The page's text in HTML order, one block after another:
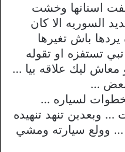
اسنانها وخشت
السوريه الا كان
باش تغيرها
تستفزه او تقوله
ليك علاقه بيا …
…
لسياره …
… وبعدين تنهد تنهيده
وولع سيارته ومشي